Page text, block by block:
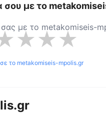
σου με το
σας με το metakomiseis-
★★★
το metakomiseis-mpolis.gr